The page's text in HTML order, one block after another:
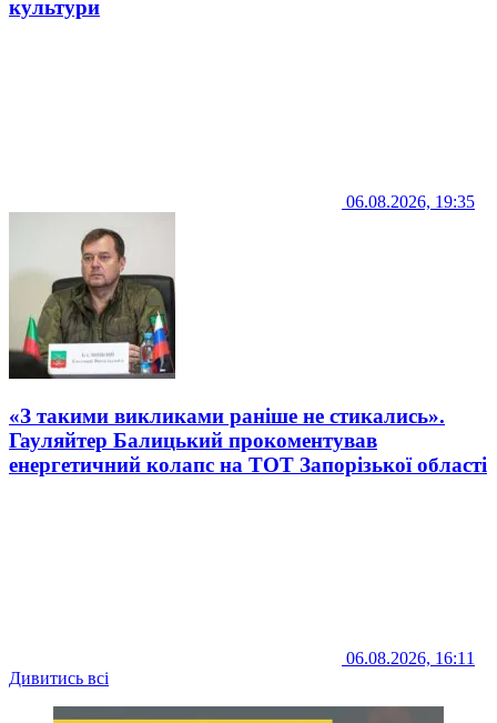
культури
06.08.2026, 19:35
«З такими викликами раніше не стикались».
Гауляйтер Балицький прокоментував
енергетичний колапс на ТОТ Запорізької області
06.08.2026, 16:11
Дивитись всі